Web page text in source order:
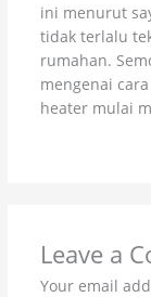
ini menurut
tidak terlalu
rumahan.
mengenai
heater mulai
Leave a
Your email